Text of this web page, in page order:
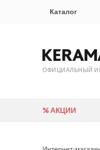
Каталог
ОФИЦИАЛЬНЫЙ
% АКЦИИ